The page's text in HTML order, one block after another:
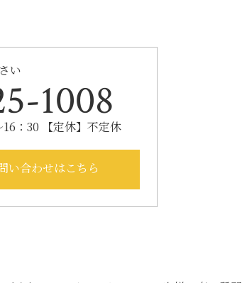
い
1008
16：30 【定休】不定休
い合わせはこちら